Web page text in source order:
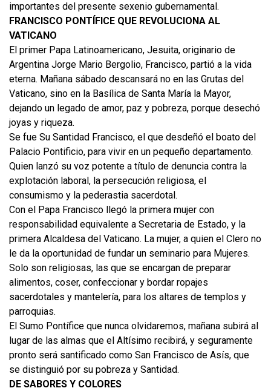
importantes del presente sexenio gubernamental.
FRANCISCO PONTÍFICE QUE REVOLUCIONA AL
VATICANO
El primer Papa Latinoamericano, Jesuita, originario de
Argentina Jorge Mario Bergolio, Francisco, partió a la vida
eterna. Mañana sábado descansará no en las Grutas del
Vaticano, sino en la Basílica de Santa María la Mayor,
dejando un legado de amor, paz y pobreza, porque desechó
joyas y riqueza.
Se fue Su Santidad Francisco, el que desdeñó el boato del
Palacio Pontificio, para vivir en un pequeño departamento.
Quien lanzó su voz potente a título de denuncia contra la
explotación laboral, la persecución religiosa, el
consumismo y la pederastia sacerdotal.
Con el Papa Francisco llegó la primera mujer con
responsabilidad equivalente a Secretaria de Estado, y la
primera Alcaldesa del Vaticano. La mujer, a quien el Clero no
le da la oportunidad de fundar un seminario para Mujeres.
Solo son religiosas, las que se encargan de preparar
alimentos, coser, confeccionar y bordar ropajes
sacerdotales y mantelería, para los altares de templos y
parroquias.
El Sumo Pontífice que nunca olvidaremos, mañana subirá al
lugar de las almas que el Altísimo recibirá, y seguramente
pronto será santificado como San Francisco de Asís, que
se distinguió por su pobreza y Santidad.
DE SABORES Y COLORES